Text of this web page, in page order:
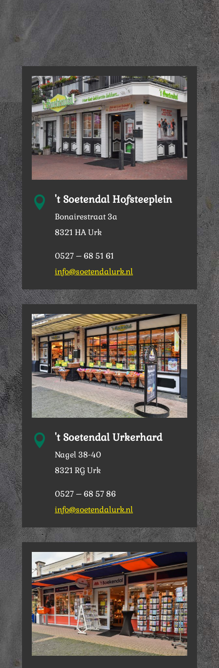
 't Soetendal Hofsteeplein
Bonairestraat 3a
8321 HA Urk
0527 – 68 51 61
info@soetendalurk.nl
 't Soetendal Urkerhard
Nagel 38-40
8321 RG Urk
0527 – 68 57 86
info@soetendalurk.nl